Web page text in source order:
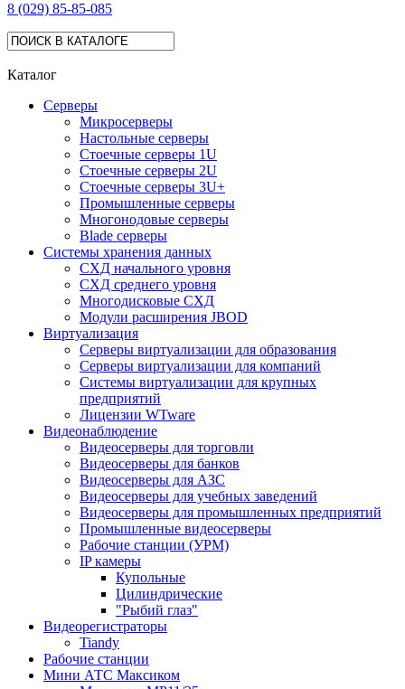
8 (029) 85-85-085
Каталог
Серверы
Микросерверы
Настольные серверы
Стоечные серверы 1U
Стоечные серверы 2U
Стоечные серверы 3U+
Промышленные серверы
Многонодовые серверы
Blade серверы
Системы хранения данных
СХД начального уровня
СХД среднего уровня
Многодисковые СХД
Модули расширения JBOD
Виртуализация
Серверы виртуализации для образования
Серверы виртуализации для компаний
Системы виртуализации для крупных
предприятий
Лицензии WTware
Видеонаблюдение
Видеосерверы для торговли
Видеосерверы для банков
Видеосерверы для АЗС
Видеосерверы для учебных заведений
Видеосерверы для промышленных предприятий
Промышленные видеосерверы
Рабочие станции (УРМ)
IP камеры
Купольные
Цилиндрические
"Рыбий глаз"
Видеорегистраторы
Tiandy
Рабочие станции
Мини АТС Максиком